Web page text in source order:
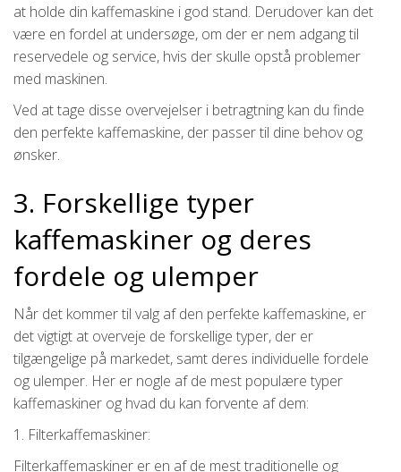
at holde din kaffemaskine i god stand. Derudover kan det
være en fordel at undersøge, om der er nem adgang til
reservedele og service, hvis der skulle opstå problemer
med maskinen.
Ved at tage disse overvejelser i betragtning kan du finde
den perfekte kaffemaskine, der passer til dine behov og
ønsker.
3. Forskellige typer
kaffemaskiner og deres
fordele og ulemper
Når det kommer til valg af den perfekte kaffemaskine, er
det vigtigt at overveje de forskellige typer, der er
tilgængelige på markedet, samt deres individuelle fordele
og ulemper. Her er nogle af de mest populære typer
kaffemaskiner og hvad du kan forvente af dem:
1. Filterkaffemaskiner:
Filterkaffemaskiner er en af de mest traditionelle og